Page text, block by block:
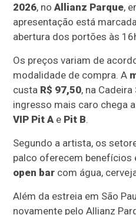
2026, noAllianz Parque,
apresentação está
abertura dos portões às
Os preços variam de
modalidade de compra. A
custa R$ 97,50, na
ingresso mais caro chega a
VIP Pit A e Pit B.
Segundo a artista, os
palco oferecem benefícios
open bar com água,
Além da estreia em São
novamente pelo Allianz